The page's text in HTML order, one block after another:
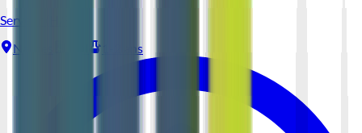
Serveur (H/F)
Nantes
1-2 ans